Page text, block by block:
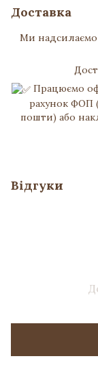
Доставка
Ми надсилаємо
Працюємо
рахунок ФОП
пошти) або
Відгуки